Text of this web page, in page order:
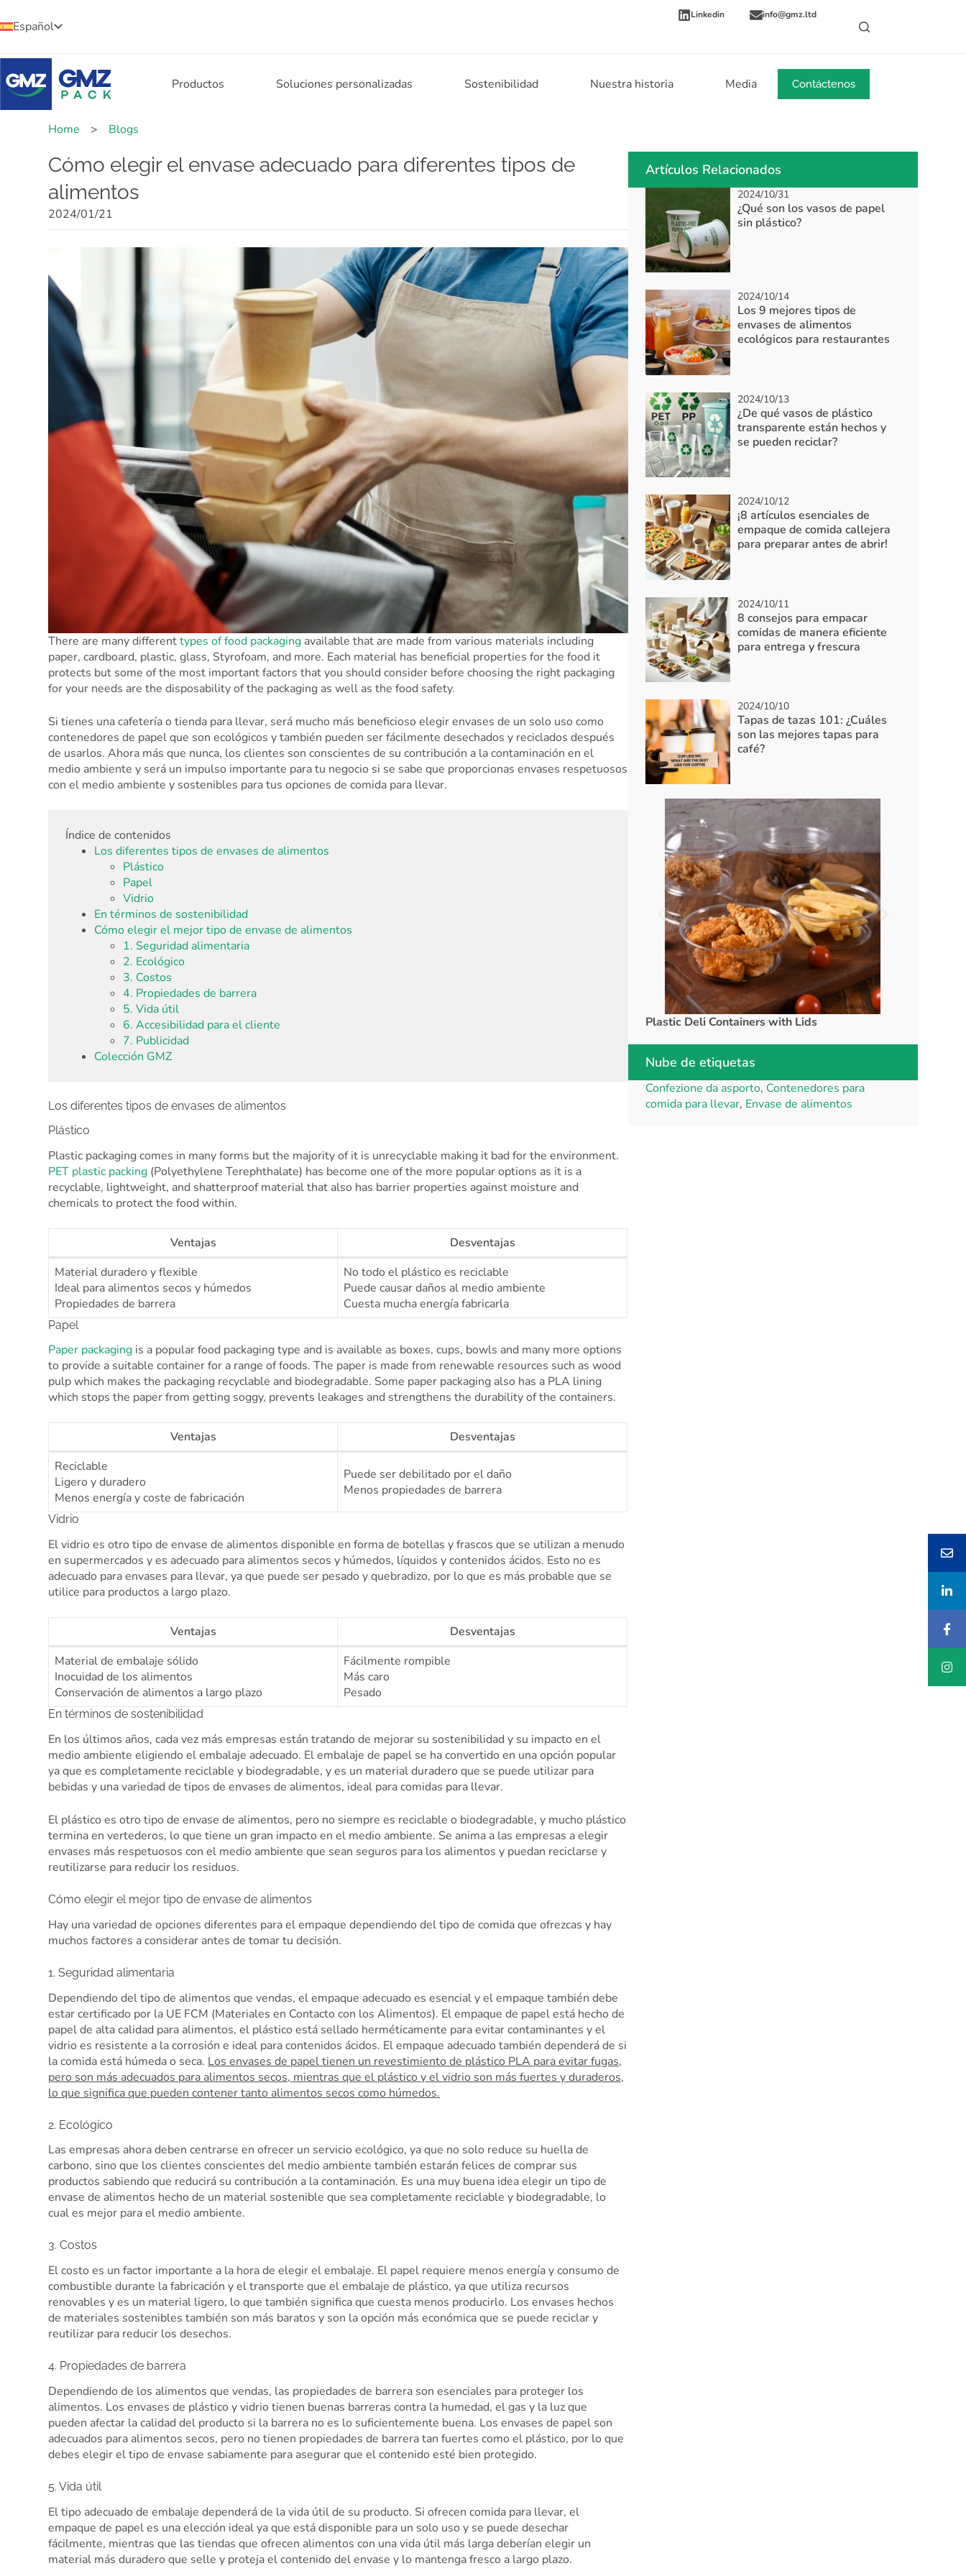
Español
Linkedin info@gmz.ltd
Productos Soluciones personalizadas Sostenibilidad Nuestra historia Media Noticias
Contáctenos
Home > Blogs
Cómo elegir el envase adecuado para diferentes tipos de
alimentos
2024/01/21
There are many differenttypes of food packaging available that are made from various materials including
paper, cardboard, plastic, glass, Styrofoam, and more. Each material has beneficial properties for the food it
protects but some of the most important factors that you should consider before choosing the right packaging
for your needs are the disposability of the packaging as well as the food safety.
Si tienes una cafetería o tienda para llevar, será mucho más beneficioso elegir envases de un solo uso como
contenedores de papel que son ecológicos y también pueden ser fácilmente desechados y reciclados después
de usarlos. Ahora más que nunca, los clientes son conscientes de su contribución a la contaminación en el
medio ambiente y será un impulso importante para tu negocio si se sabe que proporcionas envases respetuosos
con el medio ambiente y sostenibles para tus opciones de comida para llevar.
Índice de contenidos
Los diferentes tipos de envases de alimentos
Plástico
Papel
Vidrio
En términos de sostenibilidad
Cómo elegir el mejor tipo de envase de alimentos
1. Seguridad alimentaria
2. Ecológico
3. Costos
4. Propiedades de barrera
5. Vida útil
6. Accesibilidad para el cliente
7. Publicidad
Colección GMZ
Los diferentes tipos de envases de alimentos
Plástico
Plastic packaging comes in many forms but the majority of it is unrecyclable making it bad for the environment.
PET plastic packing (Polyethylene Terephthalate) has become one of the more popular options as it is a
recyclable, lightweight, and shatterproof material that also has barrier properties against moisture and
chemicals to protect the food within.
Ventajas
Desventajas
Material duradero y flexible
Ideal para alimentos secos y húmedos
Propiedades de barrera
No todo el plástico es reciclable
Puede causar daños al medio ambiente
Cuesta mucha energía fabricarla
Papel
Paper packaging is a popular food packaging type and is available as boxes, cups, bowls and many more options
to provide a suitable container for a range of foods. The paper is made from renewable resources such as wood
pulp which makes the packaging recyclable and biodegradable. Some paper packaging also has a PLA lining
which stops the paper from getting soggy, prevents leakages and strengthens the durability of the containers.
Ventajas
Desventajas
Reciclable
Ligero y duradero
Menos energía y coste de fabricación
Puede ser debilitado por el daño
Menos propiedades de barrera
Vidrio
El vidrio es otro tipo de envase de alimentos disponible en forma de botellas y frascos que se utilizan a menudo
en supermercados y es adecuado para alimentos secos y húmedos, líquidos y contenidos ácidos. Esto no es
adecuado para envases para llevar, ya que puede ser pesado y quebradizo, por lo que es más probable que se
utilice para productos a largo plazo.
Ventajas
Desventajas
Material de embalaje sólido
Inocuidad de los alimentos
Conservación de alimentos a largo plazo
Fácilmente rompible
Más caro
Pesado
En términos de sostenibilidad
En los últimos años, cada vez más empresas están tratando de mejorar su sostenibilidad y su impacto en el
medio ambiente eligiendo el embalaje adecuado. El embalaje de papel se ha convertido en una opción popular
ya que es completamente reciclable y biodegradable, y es un material duradero que se puede utilizar para
bebidas y una variedad de tipos de envases de alimentos, ideal para comidas para llevar.
El plástico es otro tipo de envase de alimentos, pero no siempre es reciclable o biodegradable, y mucho plástico
termina en vertederos, lo que tiene un gran impacto en el medio ambiente. Se anima a las empresas a elegir
envases más respetuosos con el medio ambiente que sean seguros para los alimentos y puedan reciclarse y
reutilizarse para reducir los residuos.
Cómo elegir el mejor tipo de envase de alimentos
Hay una variedad de opciones diferentes para el empaque dependiendo del tipo de comida que ofrezcas y hay
muchos factores a considerar antes de tomar tu decisión.
1. Seguridad alimentaria
Dependiendo del tipo de alimentos que vendas, el empaque adecuado es esencial y el empaque también debe
estar certificado por la UE FCM (Materiales en Contacto con los Alimentos). El empaque de papel está hecho de
papel de alta calidad para alimentos, el plástico está sellado herméticamente para evitar contaminantes y el
vidrio es resistente a la corrosión e ideal para contenidos ácidos. El empaque adecuado también dependerá de si
la comida está húmeda o seca. Los envases de papel tienen un revestimiento de plástico PLA para evitar fugas,
pero son más adecuados para alimentos secos, mientras que el plástico y el vidrio son más fuertes y duraderos,
lo que significa que pueden contener tanto alimentos secos como húmedos.
2. Ecológico
Las empresas ahora deben centrarse en ofrecer un servicio ecológico, ya que no solo reduce su huella de
carbono, sino que los clientes conscientes del medio ambiente también estarán felices de comprar sus
productos sabiendo que reducirá su contribución a la contaminación. Es una muy buena idea elegir un tipo de
envase de alimentos hecho de un material sostenible que sea completamente reciclable y biodegradable, lo
cual es mejor para el medio ambiente.
3. Costos
El costo es un factor importante a la hora de elegir el embalaje. El papel requiere menos energía y consumo de
combustible durante la fabricación y el transporte que el embalaje de plástico, ya que utiliza recursos
renovables y es un material ligero, lo que también significa que cuesta menos producirlo. Los envases hechos
de materiales sostenibles también son más baratos y son la opción más económica que se puede reciclar y
reutilizar para reducir los desechos.
4. Propiedades de barrera
Dependiendo de los alimentos que vendas, las propiedades de barrera son esenciales para proteger los
alimentos. Los envases de plástico y vidrio tienen buenas barreras contra la humedad, el gas y la luz que
pueden afectar la calidad del producto si la barrera no es lo suficientemente buena. Los envases de papel son
adecuados para alimentos secos, pero no tienen propiedades de barrera tan fuertes como el plástico, por lo que
debes elegir el tipo de envase sabiamente para asegurar que el contenido esté bien protegido.
5. Vida útil
El tipo adecuado de embalaje dependerá de la vida útil de su producto. Si ofrecen comida para llevar, el
empaque de papel es una elección ideal ya que está disponible para un solo uso y se puede desechar
fácilmente, mientras que las tiendas que ofrecen alimentos con una vida útil más larga deberían elegir un
material más duradero que selle y proteja el contenido del envase y lo mantenga fresco a largo plazo.
Artículos Relacionados
2024/10/31
¿Qué son los vasos de papel
sin plástico?
2024/10/14
Los 9 mejores tipos de
envases de alimentos
ecológicos para restaurantes
2024/10/13
¿De qué vasos de plástico
transparente están hechos y
se pueden reciclar?
2024/10/12
¡8 artículos esenciales de
empaque de comida callejera
para preparar antes de abrir!
2024/10/11
8 consejos para empacar
comidas de manera eficiente
para entrega y frescura
2024/10/10
Tapas de tazas 101: ¿Cuáles
son las mejores tapas para
café?
Plastic Deli Containers with Lids
Nube de etiquetas
Confezione da asporto, Contenedores para
comida para llevar, Envase de alimentos